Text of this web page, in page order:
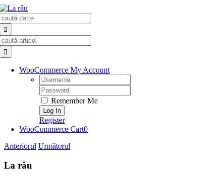
Skip
to
content
WooCommerce My Account
Username:
Password:
Remember Me
Register
WooCommerce Cart0
Anteriorul Următorul
La râu